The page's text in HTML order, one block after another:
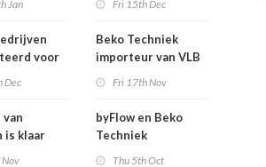
Jan
voor
Dec
van
is klaar
Nov
Fri 15th Dec
Beko Techniek
importeur van VLB
Fri 17th Nov
byFlow en Beko
Techniek
Thu 5th Oct